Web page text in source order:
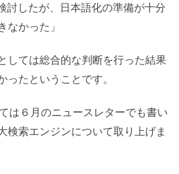
討したが、日本語化の準備が十分
なかった」
しては総合的な判断を行った結果
ったということです。
は６月のニュースレターでも書い
検索エンジンについて取り上げま